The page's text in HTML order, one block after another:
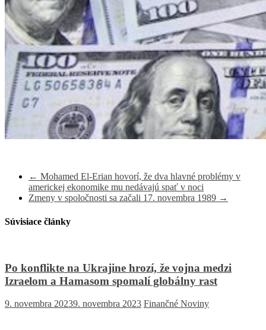
← Mohamed El-Erian hovorí, že dva hlavné problémy v
americkej ekonomike mu nedávajú spať v noci
Zmeny v spoločnosti sa začali 17. novembra 1989 →
Súvisiace články
Po konflikte na Ukrajine hrozí, že vojna medzi
Izraelom a Hamasom spomalí globálny rast
9. novembra 20239. novembra 2023 Finančné Noviny